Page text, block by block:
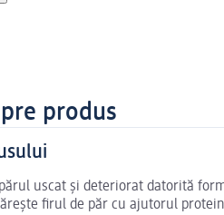
produs
uscat și deteriorat datorită
firul de păr cu ajutorul